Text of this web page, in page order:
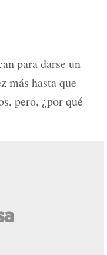
para darse un
más hasta que
pero, ¿por qué